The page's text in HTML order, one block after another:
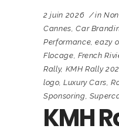
2 juin 2026 in
Cannes,Car
Performance,eazy
Flocage, French
Rally, KMH Rally
logo, Luxury Cars,
Sponsoring,
KMH